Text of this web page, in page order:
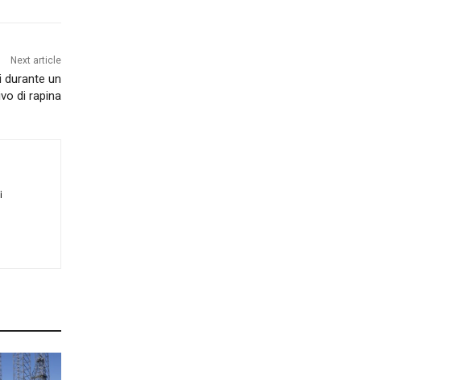
Next article
durante un
di rapina